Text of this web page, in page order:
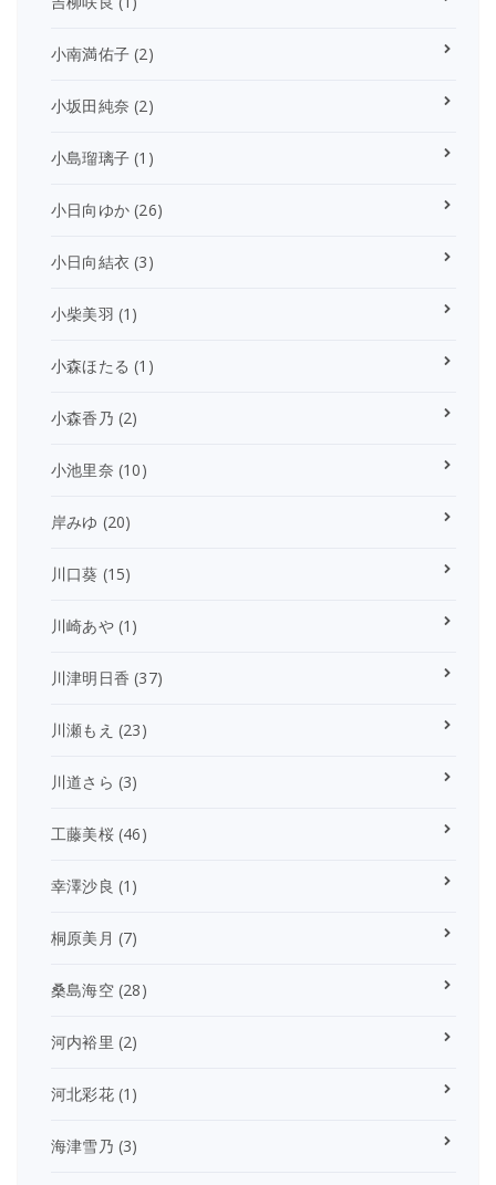
小南満佑子 (2)
小坂田純奈 (2)
小島瑠璃子 (1)
小日向ゆか (26)
小日向結衣 (3)
小柴美羽 (1)
小森ほたる (1)
小森香乃 (2)
小池里奈 (10)
岸みゆ (20)
川口葵 (15)
川崎あや(1)
川津明日香 (37)
川瀬もえ (23)
川道さら (3)
工藤美桜(46)
幸澤沙良 (1)
桐原美月 (7)
桑島海空(28)
河内裕里 (2)
河北彩花(1)
海津雪乃 (3)